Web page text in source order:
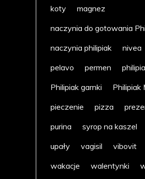
koty
magnez
naczynia do gotowania
naczynia philipiak
nivea
pelavo
permen
Philipiak garnki
Philipiak
pieczenie
pizza
purina
syrop na kaszel
upały
vagisil
vibovit
wakacje
walentynki